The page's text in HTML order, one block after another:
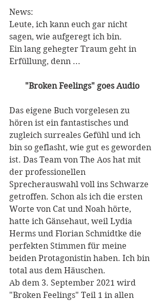
News:
Leute, ich kann euch gar nicht
sagen, wie aufgeregt ich bin.
Ein lang gehegter Traum geht in
Erfüllung, denn ...
"Broken Feelings" goes Audio
Das eigene Buch vorgelesen zu
hören ist ein fantastisches und
zugleich surreales Gefühl und ich
bin so geflasht, wie gut es geworden
ist. Das Team von The Aos hat mit
der professionellen
Sprecherauswahl voll ins Schwarze
getroffen. Schon als ich die ersten
Worte von Cat und Noah hörte,
hatte ich Gänsehaut, weil Lydia
Herms und Florian Schmidtke die
perfekten Stimmen für meine
beiden Protagonistin haben. Ich bin
total aus dem Häuschen.
Ab dem 3. September 2021 wird
"Broken Feelings" Teil 1 in allen